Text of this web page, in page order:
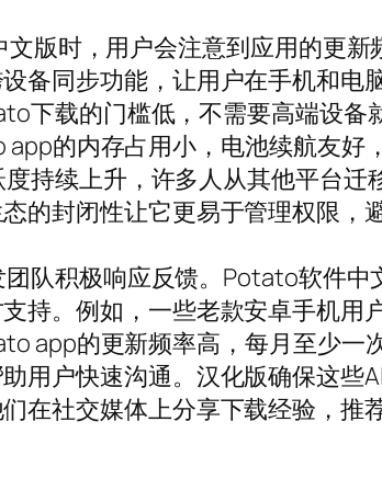
版时，用户会注意到应用的更
备同步功能，让用户在手机和电
下载的门槛低，不需要高端设
的内存占用小，电池续航友
持续上升，许多人从其他平台
的封闭性让它更易于管理权限，
队积极响应反馈。Potato软件
持。例如，一些老款安卓手机
app的更新频率高，每月至少
用户快速沟通。汉化版确保这
在社交媒体上分享下载经验，